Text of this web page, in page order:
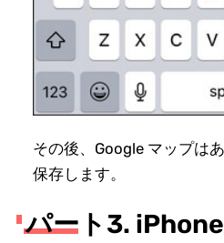
その後、Google マップは
保存します。
パート3.